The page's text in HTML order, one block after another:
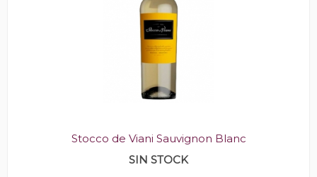
Stocco de Viani Sauvignon Blanc
SIN STOCK